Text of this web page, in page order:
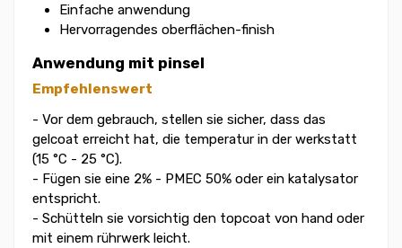
Einfache anwendung
Hervorragendes oberflächen-finish
Anwendung mit pinsel
Empfehlenswert
- Vor dem gebrauch, stellen sie sicher, dass das
gelcoat erreicht hat, die temperatur in der werkstatt
(15 °C - 25 °C).
- Fügen sie eine 2% - PMEC 50% oder ein katalysator
entspricht.
- Schütteln sie vorsichtig den topcoat von hand oder
mit einem rührwerk leicht.